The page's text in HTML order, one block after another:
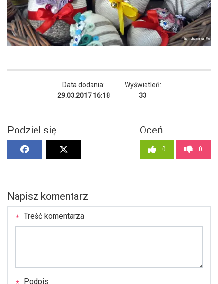
Data dodania:
29.03.2017 16:18
Wyświetleń:
33
Podziel się Oceń
0 0
Napisz komentarz
Treść komentarza
Podpis